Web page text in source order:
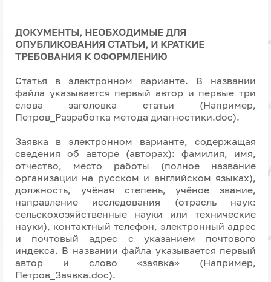
ДОКУМЕНТЫ, НЕОБХОДИМЫЕ ДЛЯ
ОПУБЛИКОВАНИЯ СТАТЬИ, И КРАТКИЕ
ТРЕБОВАНИЯ К ОФОРМЛЕНИЮ
Статья в электронном варианте. В названии
файла указывается первый автор и первые три
слова заголовка статьи (Например,
Петров_Разработка метода диагностики.doc).
Заявка в электронном варианте, содержащая
сведения об авторе (авторах): фамилия, имя,
отчество, место работы (полное название
организации на русском и английском языках),
должность, учёная степень, учёное звание,
направление исследования (отрасль наук:
сельскохозяйственные науки или технические
науки), контактный телефон, электронный адрес
и почтовый адрес с указанием почтового
индекса. В названии файла указывается первый
автор и слово «заявка» (Например,
Петров_Заявка.doc).